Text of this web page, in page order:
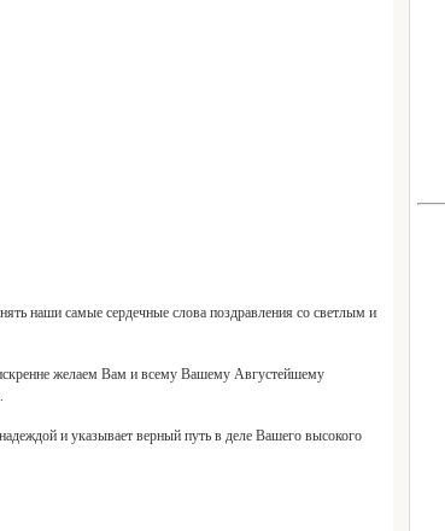
наши самые сердечные слова поздравления со светлым и
желаем Вам и всему Вашему Августейшему
и указывает верный путь в деле Вашего высокого